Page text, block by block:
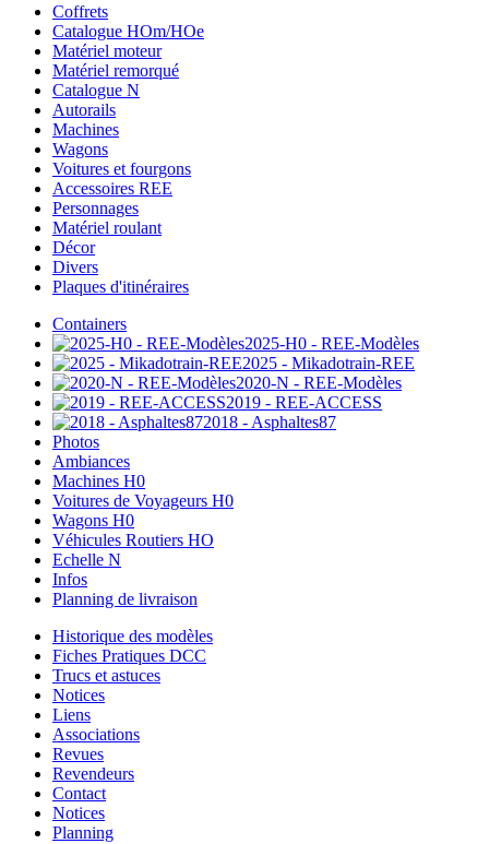
Coffrets
Catalogue HOm/HOe
Matériel moteur
Matériel remorqué
Catalogue N
Autorails
Machines
Wagons
Voitures et fourgons
Accessoires REE
Personnages
Matériel roulant
Décor
Divers
Plaques d'itinéraires
Containers
2025-H0 - REE-Modèles
2025 - Mikadotrain-REE
2020-N - REE-Modèles
2019 - REE-ACCESS
2018 - Asphaltes87
Photos
Ambiances
Machines H0
Voitures de Voyageurs H0
Wagons H0
Véhicules Routiers HO
Echelle N
Infos
Planning de livraison
Historique des modèles
Fiches Pratiques DCC
Trucs et astuces
Notices
Liens
Associations
Revues
Revendeurs
Contact
Notices
Planning